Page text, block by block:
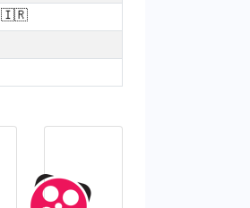
🇮🇷پشتیبانی فارسی